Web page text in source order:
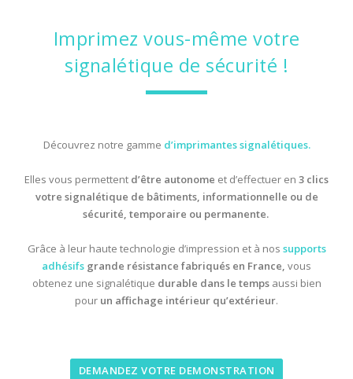
CONNEXION
Imprimez vous-même votre
signalétique de sécurité !
Découvrez notre gamme d’imprimantes signalétiques.
Elles vous permettent d’être autonome et d’effectuer en 3 clics
votre signalétique de bâtiments, informationnelle ou de
sécurité, temporaire ou permanente.
Grâce à leur haute technologie d’impression et à nos supports
adhésifs grande résistance fabriqués en France, vous
obtenez une signalétique durable dans le temps aussi bien
pour un affichage intérieur qu’extérieur.
DEMANDEZ VOTRE DEMONSTRATION